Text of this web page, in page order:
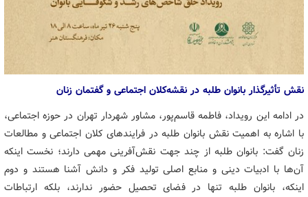
نقش تأثیرگذار بانوان طلبه در نقشه‌کلان اجتماعی و گفتمان زنان
در ادامه این رویداد، فاطمه قاسم‌پور، مشاور شهردار تهران در حوزه اجتماعی،
با اشاره به اهمیت نقش بانوان طلبه در فرایندهای کلان اجتماعی و مطالعات
زنان گفت: بانوان طلبه از چند جهت نقش‌آفرینی مهمی دارند؛ نخست اینکه
آن‌ها با ادبیات دینی و منابع اصلی تولید فکر و دانش آشنا هستند و دوم
اینکه، بانوان طلبه تنها در فضای تحصیل حضور ندارند، بلکه ارتباطات